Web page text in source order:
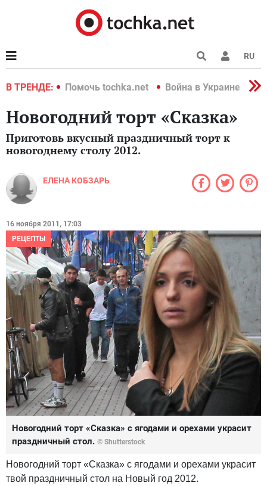
RU
В ТРЕНДЕ:
2022 Помочь tochka.net Война в Украине 2022
Новогодний торт «Сказка»
Приготовь вкусный праздничный торт к
новогоднему столу 2012.
ЕЛЕНА КОБЗАРЬ
16 ноября 2011, 17:03
РЕЦЕПТЫ
Новогодний торт «Сказка» с ягодами и орехами украсит
праздничный стол. © Shutterstock
Новогодний торт «Сказка» с ягодами и орехами украсит
твой праздничный стол на Новый год 2012.